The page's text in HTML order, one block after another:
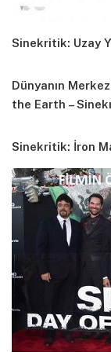
Sinekritik: Uzay
Dünyanın
the Earth –
Sinekritik: İron